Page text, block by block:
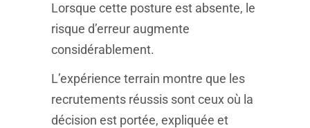
Lorsque cette posture est absente, le
risque d’erreur augmente
considérablement.
L’expérience terrain montre que les
recrutements réussis sont ceux où la
décision est portée, expliquée et